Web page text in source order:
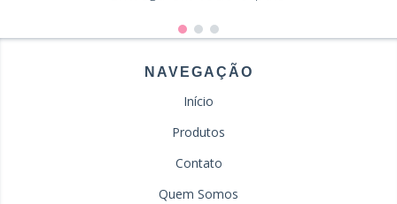
NAVEGAÇÃO
Início
Produtos
Contato
Quem Somos